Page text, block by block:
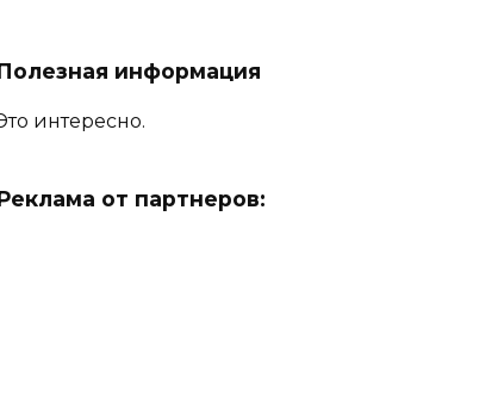
информация
интересно.
от партнеров: